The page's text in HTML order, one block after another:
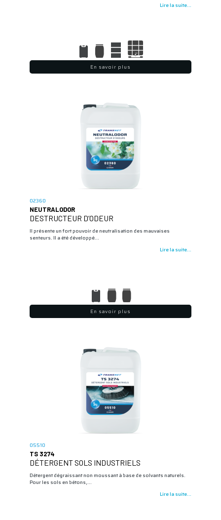
Lire la suite...
En savoir plus
02360
NEUTRALODOR
DESTRUCTEUR D’ODEUR
Il présente un fort pouvoir de neutralisation des mauvaises
senteurs. Il a été développé…
Lire la suite...
En savoir plus
05510
TS 3274
DÉTERGENT SOLS INDUSTRIELS
Détergent dégraissant non moussant à base de solvants naturels.
Pour les sols en bétons,…
Lire la suite...